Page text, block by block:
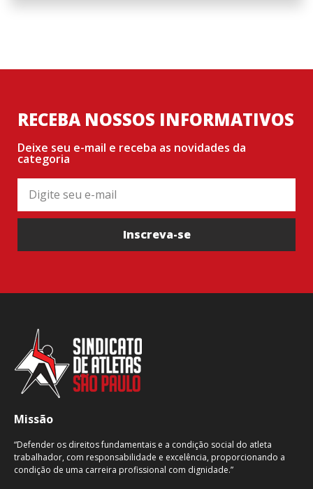
RECEBA NOSSOS INFORMATIVOS
Deixe seu e-mail e receba as novidades da
categoria
Inscreva-se
Missão
“Defender os direitos fundamentais e a condição social do atleta
trabalhador, com responsabilidade e excelência, proporcionando a
condição de uma carreira profissional com dignidade.”